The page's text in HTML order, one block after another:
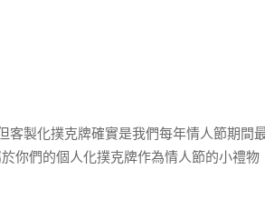
客製化撲克牌確實是我們每年情人節期
你們的個人化撲克牌作為情人節的小禮物